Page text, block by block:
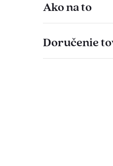
Ako na to
Doručenie